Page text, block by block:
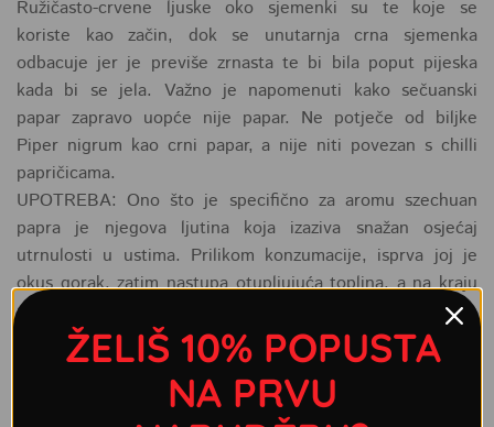
Ružičasto-crvene ljuske oko sjemenki su te koje se
koriste kao začin, dok se unutarnja crna sjemenka
odbacuje jer je previše zrnasta te bi bila poput pijeska
kada bi se jela. Važno je napomenuti kako sečuanski
papar zapravo uopće nije papar. Ne potječe od biljke
Piper nigrum kao crni papar, a nije niti povezan s chilli
papričicama.
UPOTREBA: Ono što je specifično za aromu szechuan
papra je njegova ljutina koja izaziva snažan osjećaj
utrnulosti u ustima. Prilikom konzumacije, isprva joj je
okus gorak, zatim nastupa otupljujuća toplina, a na kraju
se oslobađaju citrusne note. Sjemenke se najčešće prije
korištenja kratko poprže na tavi kako bi pustile
aromatična ulja. Zrna ovog papra mogu se koristiti cijela
ili samljevena u prah.
Može se koristiti za začinjavanje raznih jela od peradi,
ŽELIŠ 10% POPUSTA
NA PRVU